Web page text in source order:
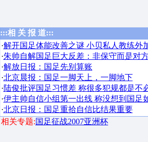
:::相 关 报 道:::
·解开国足体能改善之谜 小贝私人教练外
·朱帅自解国足巨大反差：非保守而是对
·解放日报：国足先别算账
·北京晨报：国足一脚天上，一脚地下
·陆俊批评国足习惯差 称很多犯规都是不
·伊主帅自信小组第一出线 称没想到国足
·北京日报：国足重拾自信比结果重要
相关专题:国足征战2007亚洲杯